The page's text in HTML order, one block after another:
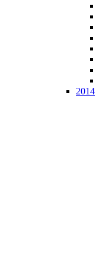
2014